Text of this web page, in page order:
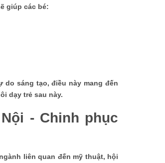
giúp các bé:
sáng tạo, điều này mang đến
dạy trẻ sau này.
- Chinh phục
liên quan đến mỹ thuật, hội